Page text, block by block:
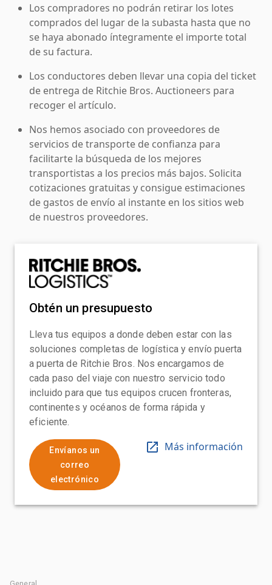
Los compradores no podrán retirar los lotes
comprados del lugar de la subasta hasta que no
se haya abonado íntegramente el importe total
de su factura.
Los conductores deben llevar una copia del ticket
de entrega de Ritchie Bros. Auctioneers para
recoger el artículo.
Nos hemos asociado con proveedores de
servicios de transporte de confianza para
facilitarte la búsqueda de los mejores
transportistas a los precios más bajos. Solicita
cotizaciones gratuitas y consigue estimaciones
de gastos de envío al instante en los sitios web
de nuestros proveedores.
Obtén un presupuesto
Lleva tus equipos a donde deben estar con las
soluciones completas de logística y envío puerta
a puerta de Ritchie Bros. Nos encargamos de
cada paso del viaje con nuestro servicio todo
incluido para que tus equipos crucen fronteras,
continentes y océanos de forma rápida y
eficiente.
Envíanos un
correo
electrónico
Más información